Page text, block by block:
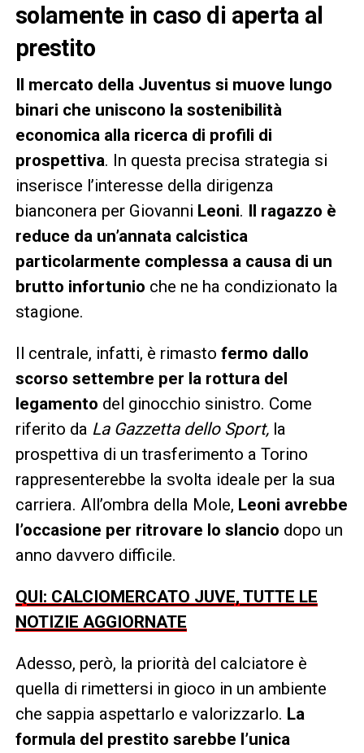
solamente in caso di aperta al
prestito
Il mercato della Juventus si muove lungo
binari che uniscono la sostenibilità
economica alla ricerca di profili di
prospettiva. In questa precisa strategia si
inserisce l’interesse della dirigenza
bianconera per Giovanni Leoni. Il ragazzo è
reduce da un’annata calcistica
particolarmente complessa a causa di un
brutto infortunio che ne ha condizionato la
stagione.
Il centrale, infatti, è rimasto fermo dallo
scorso settembre per la rottura del
legamento del ginocchio sinistro. Come
riferito da La Gazzetta dello Sport,la
prospettiva di un trasferimento a Torino
rappresenterebbe la svolta ideale per la sua
carriera. All’ombra della Mole, Leoni avrebbe
l’occasione per ritrovare lo slancio dopo un
anno davvero difficile.
QUI: CALCIOMERCATO JUVE, TUTTE LE
NOTIZIE AGGIORNATE
Adesso, però, la priorità del calciatore è
quella di rimettersi in gioco in un ambiente
che sappia aspettarlo e valorizzarlo. La
formula del prestito sarebbe l’unica